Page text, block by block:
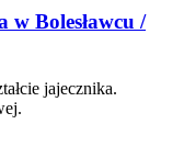
Bolesławcu /
jajecznika.